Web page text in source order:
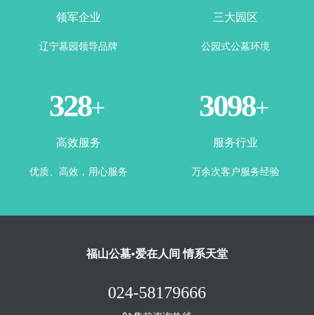
领军企业
辽宁墓园领导品牌
三大园区
公园式公墓环境
365+
高效服务
优质、高效，用心服务
3500+
服务行业
万余次客户服务经验
福山公墓•爱在人间 情系天堂
024-58179666